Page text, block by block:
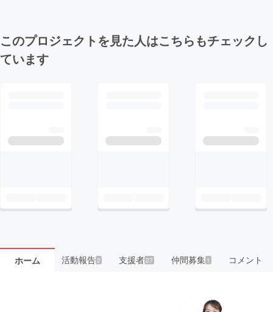
このプロジェクトを見た人はこちらもチェックし
ています
ホーム 活動報告2 支援者 27 仲間募集 1 コメント